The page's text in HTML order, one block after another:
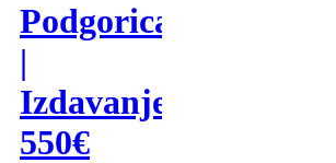
Podgorica
|
Izdavanje
550€